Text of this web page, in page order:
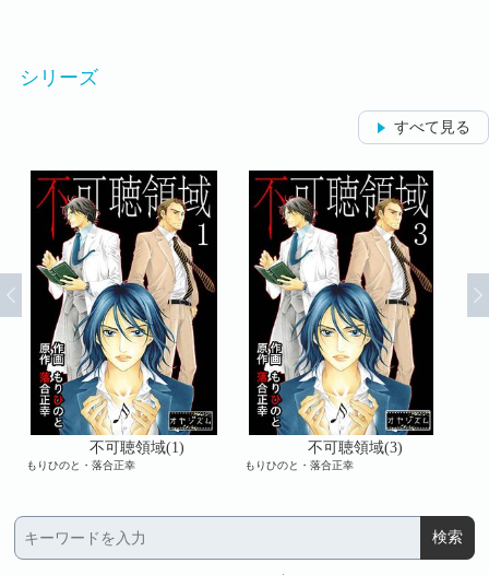
シリーズ
すべて見る
不可聴領域(1)
もりひのと・落合正幸
不可聴領域(3)
もりひのと・落合正幸